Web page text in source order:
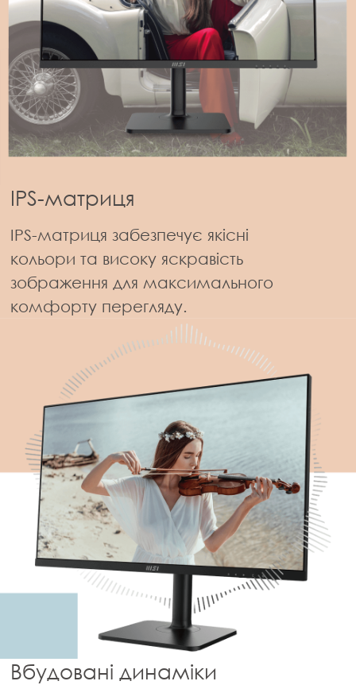
IPS-матриця
IPS-матриця забезпечує якісні
кольори та високу яскравість
зображення для максимального
комфорту перегляду.
Вбудовані динаміки